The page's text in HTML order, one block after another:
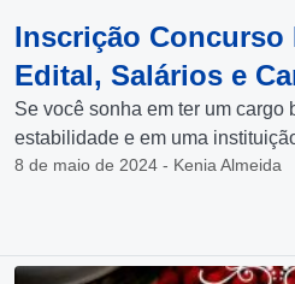
Inscrição Concurso
Edital, Salários e
Se você sonha em ter um cargo
estabilidade e em uma
8 de maio de 2024 - Kenia Almeida